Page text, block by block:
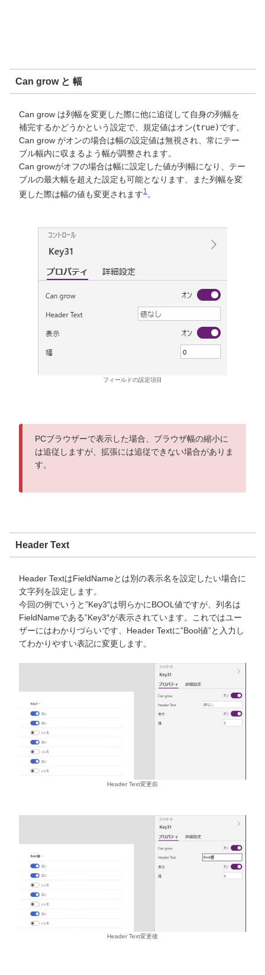
Can grow と 幅
Can grow は列幅を変更した際に他に追従して自身の列幅を
補完するかどうかという設定で、規定値はオン(true)です。
Can grow がオンの場合は幅の設定値は無視され、常にテー
ブル幅内に収まるよう幅が調整されます。
Can growがオフの場合は幅に設定した値が列幅になり、テー
ブルの最大幅を超えた設定も可能となります、また列幅を変
更した際は幅の値も変更されます1 。
フィールドの設定項目
PCブラウザーで表示した場合、ブラウザ幅の縮小に
は追従しますが、拡張には追従できない場合がありま
す。
Header Text
Header TextはFieldNameとは別の表示名を設定したい場合に
文字列を設定します。
今回の例でいうと”Key3″は明らかにBOOL値ですが、列名は
FieldNameである”Key3″が表示されています。これではユー
ザーにはわかりづらいです、Header Textに”Bool値”と入力し
てわかりやすい表記に変更します。
Header Text変更前
Header Text変更後